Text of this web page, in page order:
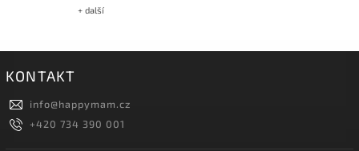
+ další
KONTAKT
info@happymam.cz
+420 734 390 001